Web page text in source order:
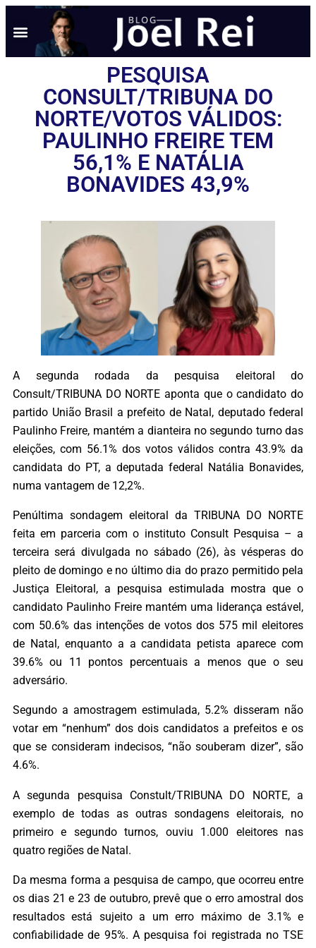
PESQUISA
CONSULT/TRIBUNA DO
NORTE/VOTOS VÁLIDOS:
PAULINHO FREIRE TEM
56,1% E NATÁLIA
BONAVIDES 43,9%
A segunda rodada da pesquisa eleitoral do
Consult/TRIBUNA DO NORTE aponta que o candidato do
partido União Brasil a prefeito de Natal, deputado federal
Paulinho Freire, mantém a dianteira no segundo turno das
eleições, com 56.1% dos votos válidos contra 43.9% da
candidata do PT, a deputada federal Natália Bonavides,
numa vantagem de 12,2%.
Penúltima sondagem eleitoral da TRIBUNA DO NORTE
feita em parceria com o instituto Consult Pesquisa – a
terceira será divulgada no sábado (26), às vésperas do
pleito de domingo e no último dia do prazo permitido pela
Justiça Eleitoral, a pesquisa estimulada mostra que o
candidato Paulinho Freire mantém uma liderança estável,
com 50.6% das intenções de votos dos 575 mil eleitores
de Natal, enquanto a a candidata petista aparece com
39.6% ou 11 pontos percentuais a menos que o seu
adversário.
Segundo a amostragem estimulada, 5.2% disseram não
votar em “nenhum” dos dois candidatos a prefeitos e os
que se consideram indecisos, “não souberam dizer”, são
4.6%.
A segunda pesquisa Constult/TRIBUNA DO NORTE, a
exemplo de todas as outras sondagens eleitorais, no
primeiro e segundo turnos, ouviu 1.000 eleitores nas
quatro regiões de Natal.
Da mesma forma a pesquisa de campo, que ocorreu entre
os dias 21 e 23 de outubro, prevê que o erro amostral dos
resultados está sujeito a um erro máximo de 3.1% e
confiabilidade de 95%. A pesquisa foi registrada no TSE